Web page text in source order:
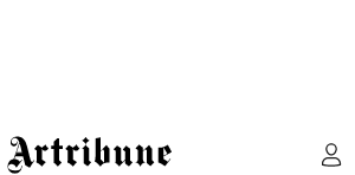
Artribune